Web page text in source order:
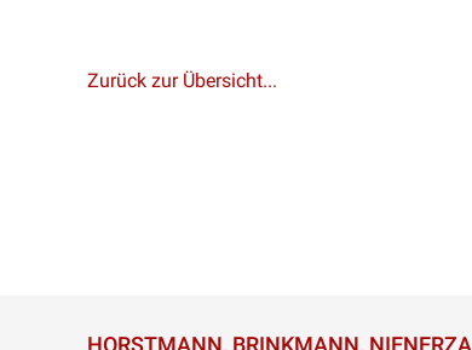
Zurück zur Übersicht...
HORSTMANN, BRINKMANN, NIENERZA